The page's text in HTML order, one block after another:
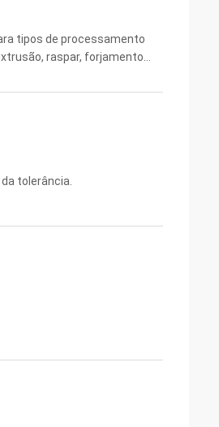
tipos de processamento
raspar, forjamento
tolerância.